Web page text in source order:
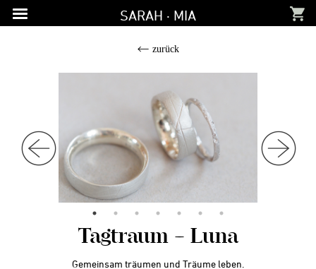
Zur
Hauptnavigation
Zum
Inhalt
Zur
Fußzeile
SARAH · MIA
zurück
Tagtraum – Luna
Gemeinsam träumen und Träume leben.